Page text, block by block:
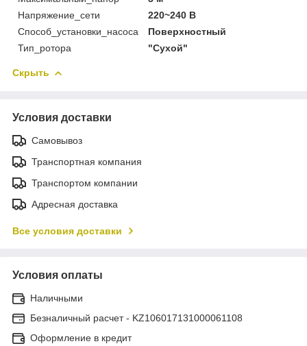
Напряжение_сети
220~240 В
Способ_установки_насоса
Поверхностный
Тип_ротора
"Сухой"
Скрыть
Условия доставки
Самовывоз
Транспортная компания
Транспортом компании
Адресная доставка
Все условия доставки
Условия оплаты
Наличными
Безналичный расчет - KZ106017131000061108
Оформление в кредит